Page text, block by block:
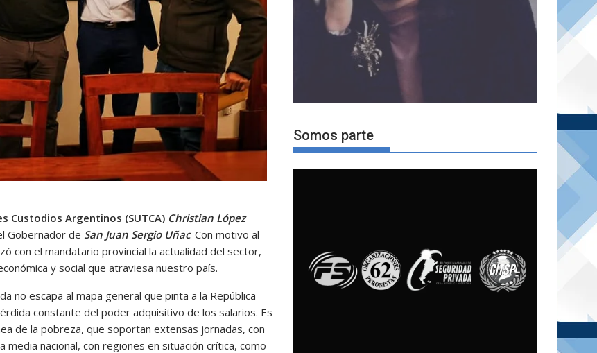
Custodios Argentinos (SUTCA) Christian López
Gobernador de San Juan Sergio Uñac. Con motivo al
con el mandatario provincial la actualidad del sector,
y social que atraviesa nuestro país.
no escapa al mapa general que pinta a la República
constante del poder adquisitivo de los salarios. Es
de la pobreza, que soportan extensas jornadas, con
nacional, con regiones en situación crítica, como
Somos parte